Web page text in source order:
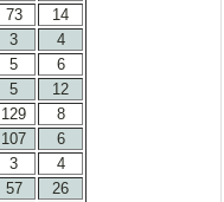
73
14
3
4
5
6
5
12
129
8
107
6
3
4
57
26